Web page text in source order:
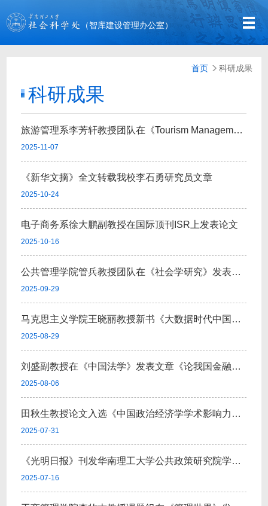
（智库建设管理办公室）
首页 科研成果
科研成果
旅游管理系李芳轩教授团队在《Tourism Management》《Journal of Travel Rese...
2025-11-07
《新华文摘》全文转载我校李石勇研究员文章
2025-10-24
电子商务系徐大鹏副教授在国际顶刊ISR上发表论文
2025-10-16
公共管理学院管兵教授团队在《社会学研究》发表论文
2025-09-29
马克思主义学院王晓丽教授新书《大数据时代中国社会公德治理的运行机制研究》...
2025-08-29
刘盛副教授在《中国法学》发表文章《论我国金融监管透明度的二元治理模式》
2025-08-06
田秋生教授论文入选《中国政治经济学学术影响力评价报告·2025》
2025-07-31
《光明日报》刊发华南理工大学公共政策研究院学术委员会主席郑永年先生等2篇...
2025-07-16